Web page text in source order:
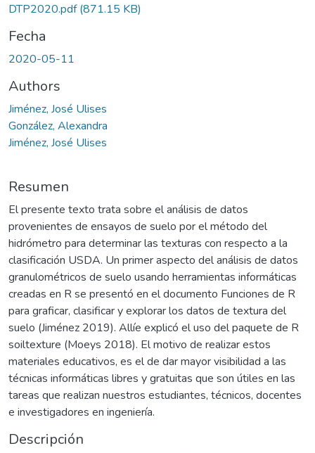
DTP2020.pdf(871.15 KB)
Fecha
2020-05-11
Authors
Jiménez, José Ulises
González, Alexandra
Jiménez, José Ulises
Resumen
El presente texto trata sobre el análisis de datos
provenientes de ensayos de suelo por el método del
hidrómetro para determinar las texturas con respecto a la
clasificación USDA. Un primer aspecto del análisis de datos
granulométricos de suelo usando herramientas informáticas
creadas en R se presentó en el documento Funciones de R
para graficar, clasificar y explorar los datos de textura del
suelo (Jiménez 2019). Allíe explicó el uso del paquete de R
soiltexture (Moeys 2018). El motivo de realizar estos
materiales educativos, es el de dar mayor visibilidad a las
técnicas informáticas libres y gratuitas que son útiles en las
tareas que realizan nuestros estudiantes, técnicos, docentes
e investigadores en ingeniería.
Descripción